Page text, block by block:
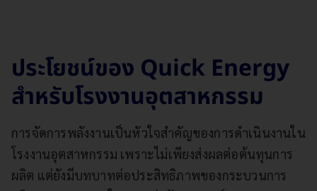
ประโยชน์ของ Quick Energy
สำหรับโรงงานอุตสาหกรรม
การจัดการพลังงานเป็นหัวใจสำคัญของการดำเนินงานใน
โรงงานอุตสาหกรรม เพราะไม่เพียงส่งผลต่อต้นทุนการ
ผลิต แต่ยังมีบทบาทต่อประสิทธิภาพของกระบวนการ